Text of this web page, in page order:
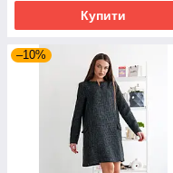
Купити
–10%